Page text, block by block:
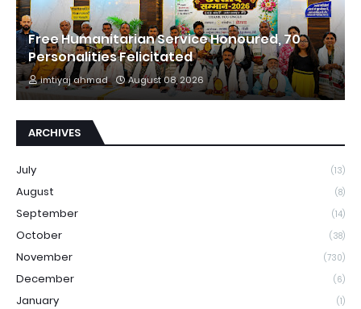
Free Humanitarian Service Honoured, 70
Personalities Felicitated
imtiyaj ahmad August 08, 2026
ARCHIVES
July (13)
August (8)
September (14)
October (38)
November (730)
December (6)
January (1)